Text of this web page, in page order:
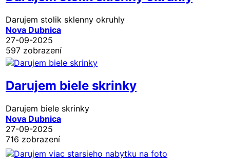
Darujem stolik sklenny okruhly
Nova Dubnica
27-09-2025
597 zobrazení
Darujem biele skrinky
Darujem biele skrinky
Nova Dubnica
27-09-2025
716 zobrazení